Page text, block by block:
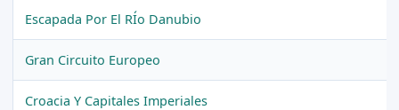
Escapada Por El RÍo Danubio
Gran Circuito Europeo
Croacia Y Capitales Imperiales